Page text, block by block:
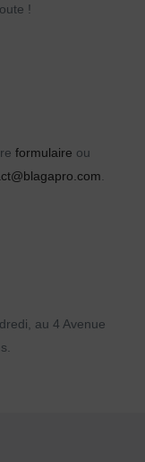
!
formulaire ou
au 4 Avenue